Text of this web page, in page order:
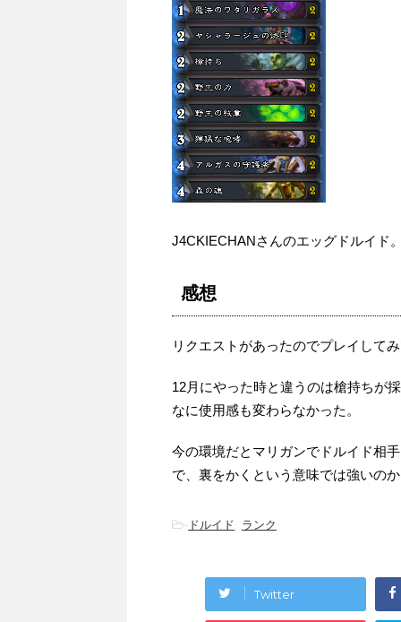
J4CKIECHANさんのエッグドルイド
感想
リクエストがあったのでプレイして
12月にやった時と違うのは槍持ちが
なに使用感も変わらなかった。
今の環境だとマリガンでドルイド相
で、裏をかくという意味では強いの
- ドルイド, ランク
Twitter